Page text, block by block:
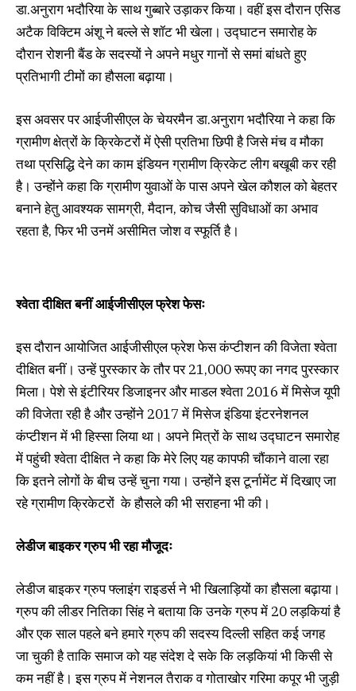
डा.अनुराग भदौरिया के साथ गुब्बारे उड़ाकर किया। वहीं इस दौरान एसिड
अटैक विक्टिम अंशू ने बल्ले से शॉट भी खेला। उद्घाटन समारोह के
दौरान रोशनी बैंड के सदस्यों ने अपने मधुर गानों से समां बांधते हुए
प्रतिभागी टीमों का हौसला बढ़ाया।
इस अवसर पर आईजीसीएल के चेयरमैन डा.अनुराग भदौरिया ने कहा कि
ग्रामीण क्षेत्रों के क्रिकेटरों में ऐसी प्रतिभा छिपी है जिसे मंच व मौका
तथा प्रसिद्धि देने का काम इंडियन ग्रामीण क्रिकेट लीग बखूबी कर रही
है। उन्होंने कहा कि ग्रामीण युवाओं के पास अपने खेल कौशल को बेहतर
बनाने हेतु आवश्यक सामग्री, मैदान, कोच जैसी सुविधाओं का अभाव
रहता है, फिर भी उनमें असीमित जोश व स्फूर्ति है।
श्वेता दीक्षित बनीं आईजीसीएल फ्रेश फेसः
इस दौरान आयोजित आईजीसीएल फ्रेश फेस कंप्टीशन की विजेता श्वेता
दीक्षित बनीं। उन्हें पुरस्कार के तौर पर 21,000 रूपए का नगद पुरस्कार
मिला। पेशे से इंटीरियर डिजाइनर और माडल श्वेता 2016 में मिसेज यूपी
की विजेता रही है और उन्होंने 2017 में मिसेज इंडिया इंटरनेशनल
कंप्टीशन में भी हिस्सा लिया था। अपने मित्रों के साथ उद्घाटन समारोह
में पहुंची श्वेता दीक्षित ने कहा कि मेरे लिए यह कापफी चौंकाने वाला रहा
कि इतने लोगों के बीच उन्हें चुना गया। उन्होंने इस टूर्नामेंट में दिखाए जा
रहे ग्रामीण क्रिकेटरों के हौसले की भी सराहना भी की।
लेडीज बाइकर ग्रुप भी रहा मौजूदः
लेडीज बाइकर ग्रुप फ्लाइंग राइडर्स ने भी खिलाड़ियों का हौसला बढ़ाया।
ग्रुप की लीडर नितिका सिंह ने बताया कि उनके ग्रुप में 20 लड़कियां है
और एक साल पहले बने हमारे ग्रुप की सदस्य दिल्ली सहित कई जगह
जा चुकी है ताकि समाज को यह संदेश दे सके कि लड़कियां भी किसी से
कम नहीं है। इस ग्रुप में नेशनल तैराक व गोताखोर गरिमा कपूर भी जुड़ी